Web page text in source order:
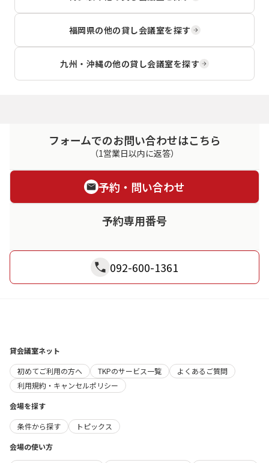
しています。ホテル内にあるた
用しやすい環境です。
福岡県の他の貸し会議室を探す
九州・沖縄の他の貸し会議室を探す
フォームでのお問い合わせはこちら
（1営業日以内に返答）
予約・問い合わせ
予約専用番号
092-600-1361
貸会議室ネット
初めてご利用の方へ
TKPのサービス一覧
よくあるご質問
利用規約・キャンセルポリシー
会場を探す
条件から探す
トピックス
会場の使い方